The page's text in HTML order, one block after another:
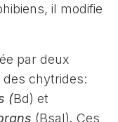
il modifie
par deux
chytrides:
(Bd) et
(Bsal). Ces